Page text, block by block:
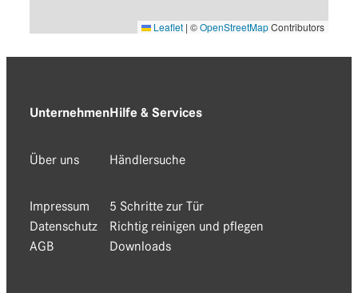
Leaflet | ©OpenStreetMapContributors
Unternehmen
Über uns
Impressum
Datenschutz
AGB
Hilfe & Services
Händlersuche
5 Schritte zur Tür
Richtig reinigen und pflegen
Downloads